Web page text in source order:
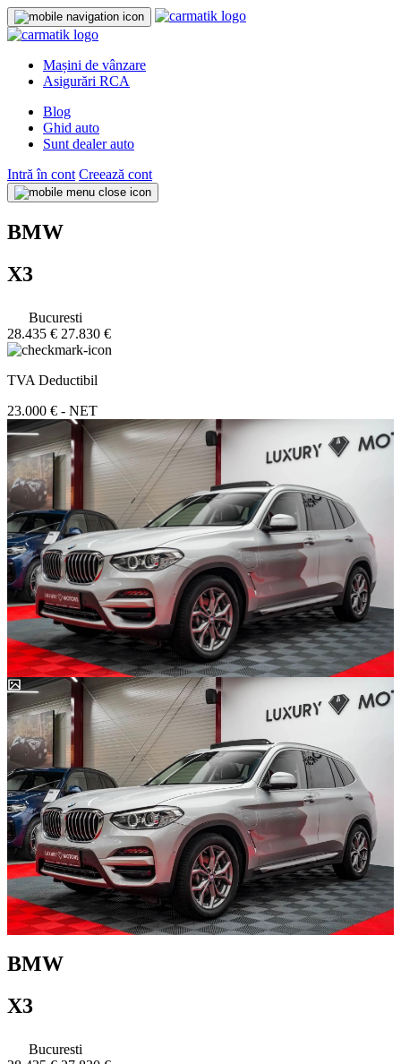
Mașini de vânzare
Asigurări RCA
Blog
Ghid auto
Sunt dealer auto
Intră în cont Creează cont
BMW
X3
Bucuresti
28.435 € 27.830 €
TVA Deductibil
23.000 € - NET
BMW
X3
Bucuresti